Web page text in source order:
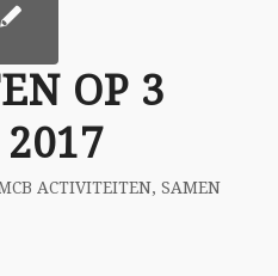
OP 3
ACTIVITEITEN, SAMEN